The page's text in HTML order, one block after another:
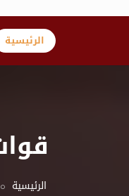
الرئيسية
الرئيسية